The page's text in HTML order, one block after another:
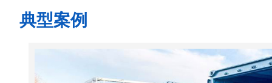
典型案例